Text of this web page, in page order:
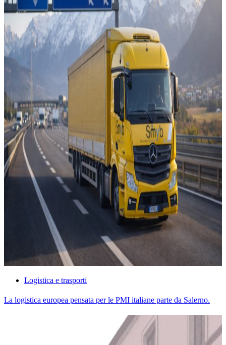
Logistica e trasporti
La logistica europea pensata per le PMI italiane parte da Salerno.